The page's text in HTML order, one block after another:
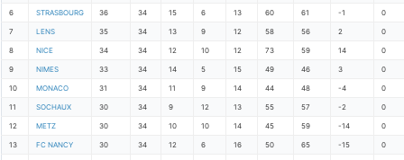
6 STRASBOURG 36 34 15 6 13 60 61 -1 0
7 LENS 35 34 13 9 12 58 56 2 0
8 NICE 34 34 12 10 12 73 59 14 0
9 NIMES 33 34 14 5 15 49 46 3 0
10 MONACO 31 34 11 9 14 44 48 -4 0
11 SOCHAUX 30 34 9 12 13 55 57 -2 0
12 METZ 30 34 10 10 14 45 59 -14 0
13 FC NANCY 30 34 12 6 16 50 65 -15 0